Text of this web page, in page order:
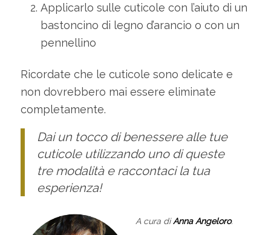
Applicarlo sulle cuticole con l’aiuto di un
bastoncino di legno d’arancio o con un
pennellino
Ricordate che le cuticole sono delicate e
non dovrebbero mai essere eliminate
completamente.
Dai un tocco di benessere alle tue
cuticole utilizzando uno di queste
tre modalità e raccontaci la tua
esperienza!
A cura diAnna Angeloro.